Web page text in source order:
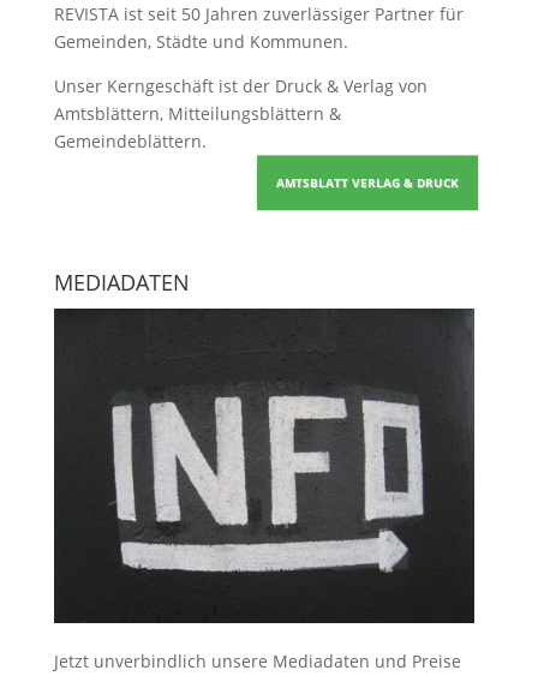
REVISTA ist seit 50 Jahren zuverlässiger Partner für
Gemeinden, Städte und Kommunen.
Unser Kerngeschäft ist der Druck & Verlag von
Amtsblättern, Mitteilungsblättern &
Gemeindeblättern.
AMTSBLATT VERLAG & DRUCK
MEDIADATEN
Jetzt unverbindlich unsere Mediadaten und Preise